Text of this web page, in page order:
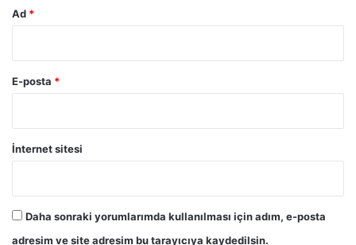
Ad *
E-posta *
İnternet sitesi
Daha sonraki yorumlarımda kullanılması için adım, e-posta
adresim ve site adresim bu tarayıcıya kaydedilsin.